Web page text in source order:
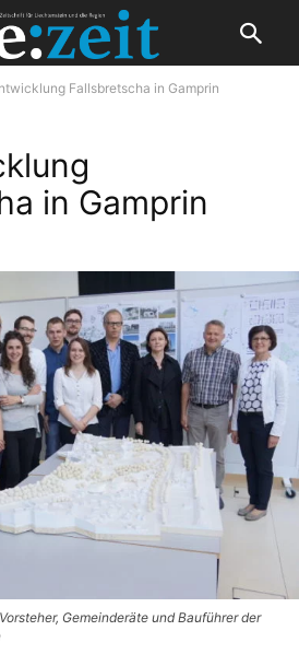
Fallsbretscha in Gamprin
in Gamprin
Gemeinderäte und Bauführer der